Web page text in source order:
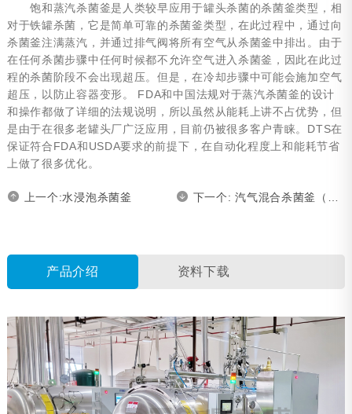
杀菌车间自动化系统（ABRS）
静水压杀菌系统
可选项
粽子蒸煮锅
能源回收
附件
饱和蒸汽杀菌釜是人类较早应用于罐头杀菌的杀菌釜类型，相
对于铁罐杀菌，它是简单可靠的杀菌釜类型，在此过程中，通过向
杀菌釜注满蒸汽，并通过排气阀将所有空气从杀菌釜中排出。由于
在任何杀菌步骤中任何时候都不允许空气进入杀菌釜，因此在此过
程的杀菌阶段不会出现超压。但是，在冷却步骤中可能会施加空气
超压，以防止容器变形。 FDA和中国法规对于蒸汽杀菌釜的设计
和操作都做了详细的法规说明，所以虽然从能耗上讲不占优势，但
是由于在很多老罐头厂广泛应用，目前仍被很多客户青睐。DTS在
保证符合FDA和USDA要求的前提下，在自动化程度上和能耗节省
上做了很多优化。
上一个:水浸泡杀菌釜 下一个: 汽气混合杀菌釜（全喷降温）
产品介绍 资料下载